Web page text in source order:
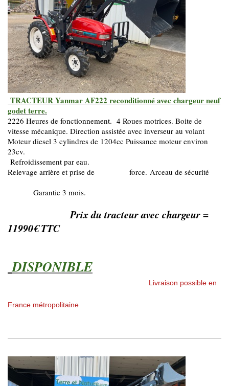
TRACTEUR Yanmar AF222 reconditionné avec chargeur neuf
godet terre.
2226 Heures de fonctionnement. 4 Roues motrices. Boite de
vitesse mécanique. Direction assistée avec inverseur au volant
Moteur diesel 3 cylindres de 1204cc Puissance moteur environ
23cv.
Refroidissement par eau.
Relevage arrière et prise de force. Arceau de sécurité
Garantie 3 mois.
Prix du tracteur avec chargeur =
11990€ TTC
DISPONIBLE
Livraison possible en
France métropolitaine